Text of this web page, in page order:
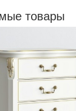
товары